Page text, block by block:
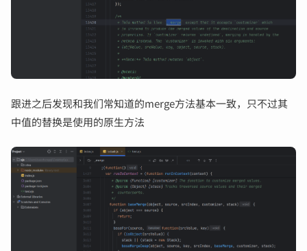
跟进之后发现和我们常知道的merge方法基本一致，只不过其
中值的替换是使用的原生方法